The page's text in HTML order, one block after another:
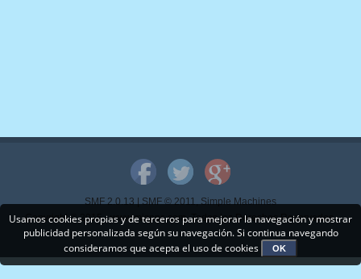
SMF 2.0.13|SMF © 2011,Simple Machines
Copyright © 2015 - www.mispps.com. Todos los Derechos Reservados.
Usamos cookies propias y de terceros para mejorar la navegación y mostrar
publicidad personalizada según su navegación. Si continua navegando
consideramos que acepta el uso de cookies
OK